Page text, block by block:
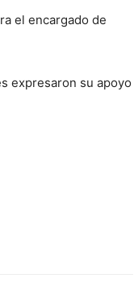
el encargado de
expresaron su apoyo